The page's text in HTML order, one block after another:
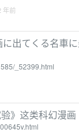
年前
出てくる名車
_52399.html
》这类科幻漫画